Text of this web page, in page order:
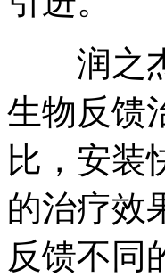
润之杰
生物反馈
比，安装
的治疗效
反馈不同